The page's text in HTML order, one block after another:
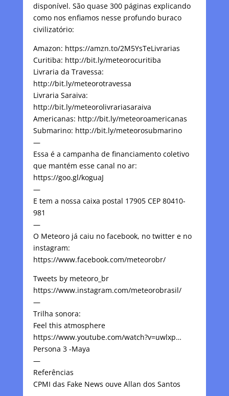
disponível. São quase 300 páginas explicando
como nos enfiamos nesse profundo buraco
civilizatório:
Amazon: https://amzn.to/2M5YsTeLivrarias
Curitiba: http://bit.ly/meteorocuritiba
Livraria da Travessa:
http://bit.ly/meteorotravessa
Livraria Saraiva:
http://bit.ly/meteorolivrariasaraiva
Americanas: http://bit.ly/meteoroamericanas
Submarino: http://bit.ly/meteorosubmarino
—
Essa é a campanha de financiamento coletivo
que mantém esse canal no ar:
https://goo.gl/koguaJ
—
E tem a nossa caixa postal 17905 CEP 80410-
981
—
O Meteoro já caiu no facebook, no twitter e no
instagram:
https://www.facebook.com/meteorobr/
Tweets by meteoro_br
https://www.instagram.com/meteorobrasil/
—
Trilha sonora:
Feel this atmosphere
https://www.youtube.com/watch?v=uwlxp…
Persona 3 -Maya
—
Referências
CPMI das Fake News ouve Allan dos Santos